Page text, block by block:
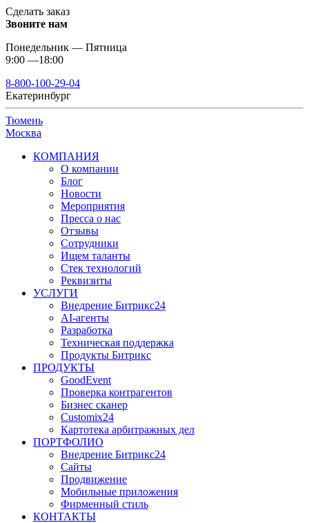
Сделать заказ
Звоните нам
Понедельник — Пятница
9:00 —18:00
8-800-100-29-04
Екатеринбург
Тюмень
Москва
КОМПАНИЯ
О компании
Блог
Новости
Мероприятия
Пресса о нас
Отзывы
Сотрудники
Ищем таланты
Стек технологий
Реквизиты
УСЛУГИ
Внедрение Битрикс24
AI-агенты
Разработка
Техническая поддержка
Продукты Битрикс
ПРОДУКТЫ
GoodEvent
Проверка контрагентов
Бизнес сканер
Customix24
Картотека арбитражных дел
ПОРТФОЛИО
Внедрение Битрикс24
Сайты
Продвижение
Мобильные приложения
Фирменный стиль
КОНТАКТЫ